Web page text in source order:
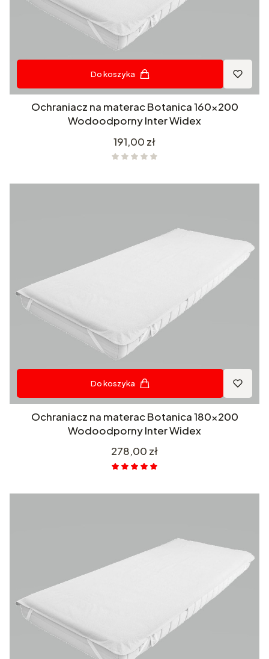
Do koszyka
Ochraniacz na materac Botanica 160x200
Wodoodporny Inter Widex
Cena
191,00 zł
Do koszyka
Ochraniacz na materac Botanica 180x200
Wodoodporny Inter Widex
Cena
278,00 zł